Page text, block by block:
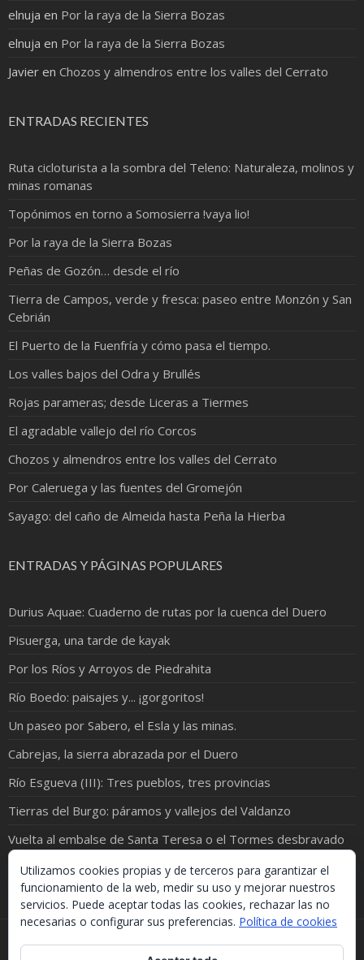
elnuja en Por la raya de la Sierra Bozas
elnuja en Por la raya de la Sierra Bozas
Javier en Chozos y almendros entre los valles del Cerrato
ENTRADAS RECIENTES
Ruta cicloturista a la sombra del Teleno: Naturaleza, molinos y
minas romanas
Topónimos en torno a Somosierra !vaya lio!
Por la raya de la Sierra Bozas
Peñas de Gozón… desde el río
Tierra de Campos, verde y fresca: paseo entre Monzón y San
Cebrián
El Puerto de la Fuenfría y cómo pasa el tiempo.
Los valles bajos del Odra y Brullés
Rojas parameras; desde Liceras a Tiermes
El agradable vallejo del río Corcos
Chozos y almendros entre los valles del Cerrato
Por Caleruega y las fuentes del Gromejón
Sayago: del caño de Almeida hasta Peña la Hierba
ENTRADAS Y PÁGINAS POPULARES
Durius Aquae: Cuaderno de rutas por la cuenca del Duero
Pisuerga, una tarde de kayak
Por los Ríos y Arroyos de Piedrahita
Río Boedo: paisajes y... ¡gorgoritos!
Un paseo por Sabero, el Esla y las minas.
Cabrejas, la sierra abrazada por el Duero
Río Esgueva (III): Tres pueblos, tres provincias
Tierras del Burgo: páramos y vallejos del Valdanzo
Vuelta al embalse de Santa Teresa o el Tormes desbravado
Y río Esgueva V: Valladolid y siempre… la Esgueva
Si necesitas algo de este blog puedes cogerlo, lo único
Utilizamos cookies propias y de terceros para garantizar el
funcionamiento de la web, medir su uso y mejorar nuestros
servicios. Puede aceptar todas las cookies, rechazar las no
necesarias o configurar sus preferencias. Política de cookies